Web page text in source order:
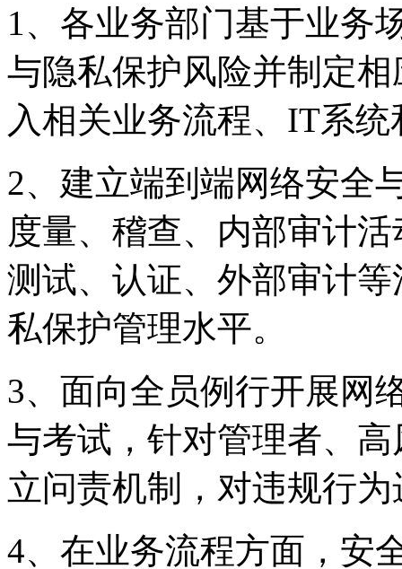
1、各业务部门基于业务
与隐私保护风险并制定相
入相关业务流程、IT系
2、建立端到端网络安全
度量、稽查、内部审
测试、认证、外部审
私保护管理水平。
3、面向全员例行开展
与考试，针对管理者
立问责机制，对违规行
4、在业务流程方面